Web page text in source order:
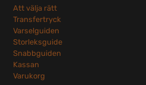
Att välja rätt
Transfertryck
Varselguiden
Storleksguide
Snabbguiden
Kassan
Varukorg